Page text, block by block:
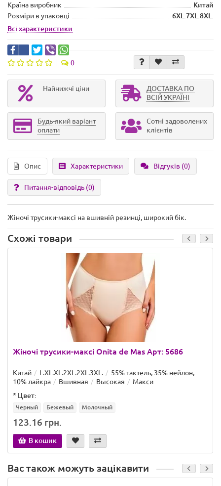
Країна виробник
Китай
Розміри в упаковці
6XL.7XL.8XL.
Всі характеристики
0
Найнижчі ціни
ДОСТАВКА ПО
ВСІЙ УКРАЇНІ
Будь-який варіант
оплати
Сотні задоволених
клієнтів
Опис Характеристики Відгуків (0)
Питання-відповідь (0)
Жіночі трусики-максі на вшивній резинці, широкий бік.
Схожі товари
Жіночі трусики-максі Onita de Mas Арт: 5686
Китай L.XL.XL.2XL.2XL.3XL.
55% тактель, 35% нейлон,
10% лайкра
Вшивная Высокая
Макси
* Цвет:
Черный Бежевый Молочный
123.16 грн.
В кошик
Вас також можуть зацікавити